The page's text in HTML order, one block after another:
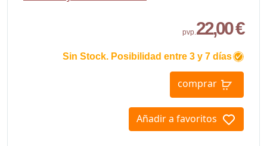
pvp.22,00 €
Sin Stock. Posibilidad entre 3 y 7 días
comprar
Añadir a favoritos